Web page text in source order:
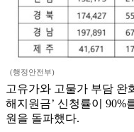
(행정안전부)
고유가와 고물가 부담 완
해지원금’ 신청률이 90%
원을 돌파했다.